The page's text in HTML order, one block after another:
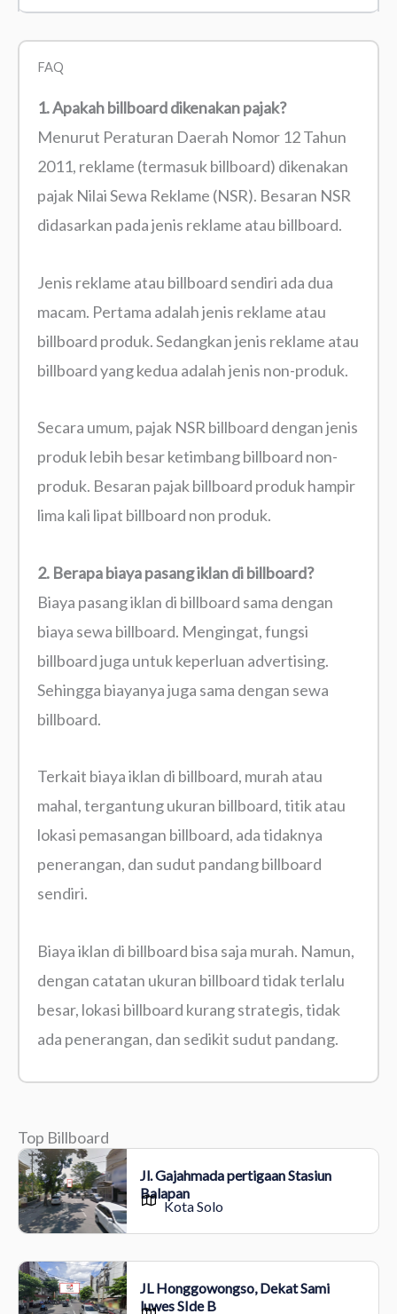
FAQ
1. Apakah billboard dikenakan pajak?
Menurut Peraturan Daerah Nomor 12 Tahun
2011, reklame (termasuk billboard) dikenakan
pajak Nilai Sewa Reklame (NSR). Besaran NSR
didasarkan pada jenis reklame atau billboard.
Jenis reklame atau billboard sendiri ada dua
macam. Pertama adalah jenis reklame atau
billboard produk. Sedangkan jenis reklame atau
billboard yang kedua adalah jenis non-produk.
Secara umum, pajak NSR billboard dengan jenis
produk lebih besar ketimbang billboard non-
produk. Besaran pajak billboard produk hampir
lima kali lipat billboard non produk.
2. Berapa biaya pasang iklan di billboard?
Biaya pasang iklan di billboard sama dengan
biaya sewa billboard. Mengingat, fungsi
billboard juga untuk keperluan advertising.
Sehingga biayanya juga sama dengan sewa
billboard.
Terkait biaya iklan di billboard, murah atau
mahal, tergantung ukuran billboard, titik atau
lokasi pemasangan billboard, ada tidaknya
penerangan, dan sudut pandang billboard
sendiri.
Biaya iklan di billboard bisa saja murah. Namun,
dengan catatan ukuran billboard tidak terlalu
besar, lokasi billboard kurang strategis, tidak
ada penerangan, dan sedikit sudut pandang.
Top Billboard
Jl. Gajahmada pertigaan Stasiun
Balapan
Kota Solo
JL Honggowongso, Dekat Sami
luwes SIde B